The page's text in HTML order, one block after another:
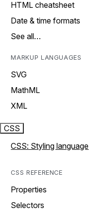
HTML cheatsheet
Date & time formats
See all…
MARKUP LANGUAGES
SVG
MathML
XML
CSS
CSS: Styling language
CSS REFERENCE
Properties
Selectors